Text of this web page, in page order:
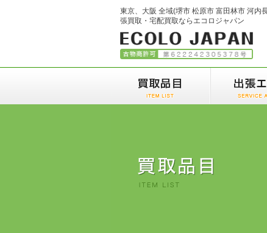
東京、大阪 全域(堺市 松原市 富田林市 河内
張買取・宅配買取ならエコロジャパン